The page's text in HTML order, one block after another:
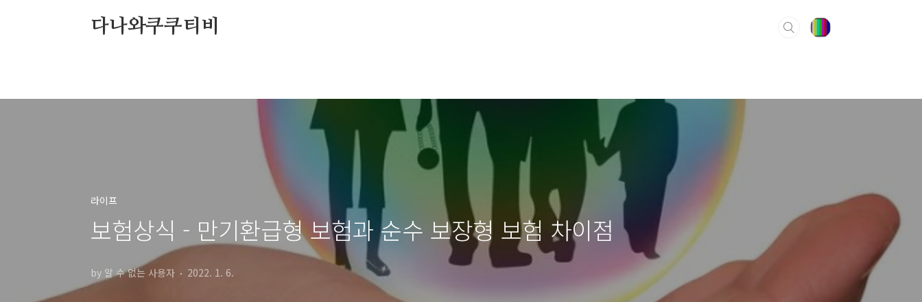
다나와쿠쿠티비
라이프
보험상식 - 만기환급형 보험과 순수 보장형 보험 차이점
by 알 수 없는 사용자 2022. 1. 6.